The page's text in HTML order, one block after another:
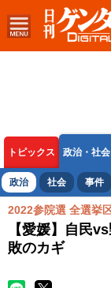
トピックス 政治・社会
ボートレース 競輪
政治 社会 事件
2022参院選 全選挙
【愛媛】自民
敗のカギ